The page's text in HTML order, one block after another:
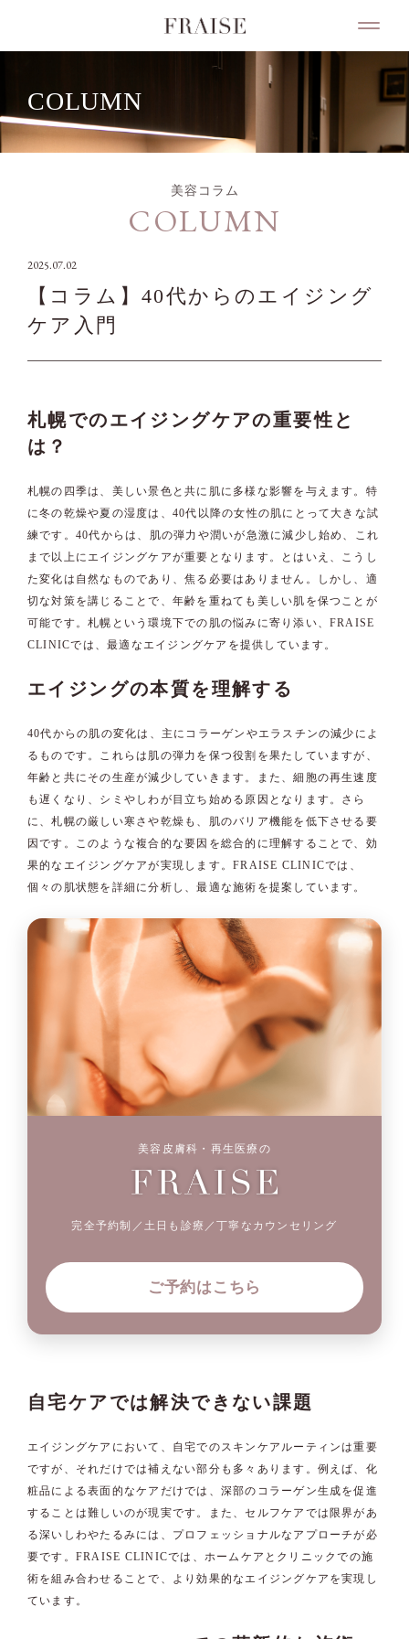
COLUMN
美容コラム
COLUMN
2025.07.02
【コラム】40代からのエイジング
ケア入門
札幌でのエイジングケアの重要性と
は？
札幌の四季は、美しい景色と共に肌に多様な影響を与えます。特
に冬の乾燥や夏の湿度は、40代以降の女性の肌にとって大きな試
練です。40代からは、肌の弾力や潤いが急激に減少し始め、これ
まで以上にエイジングケアが重要となります。とはいえ、こうし
た変化は自然なものであり、焦る必要はありません。しかし、適
切な対策を講じることで、年齢を重ねても美しい肌を保つことが
可能です。札幌という環境下での肌の悩みに寄り添い、FRAISE
CLINICでは、最適なエイジングケアを提供しています。
エイジングの本質を理解する
40代からの肌の変化は、主にコラーゲンやエラスチンの減少によ
るものです。これらは肌の弾力を保つ役割を果たしていますが、
年齢と共にその生産が減少していきます。また、細胞の再生速度
も遅くなり、シミやしわが目立ち始める原因となります。さら
に、札幌の厳しい寒さや乾燥も、肌のバリア機能を低下させる要
因です。このような複合的な要因を総合的に理解することで、効
果的なエイジングケアが実現します。FRAISE CLINICでは、
個々の肌状態を詳細に分析し、最適な施術を提案しています。
美容皮膚科・再生医療の
完全予約制／土日も診療／丁寧なカウンセリング
ご予約はこちら
自宅ケアでは解決できない課題
エイジングケアにおいて、自宅でのスキンケアルーティンは重要
ですが、それだけでは補えない部分も多々あります。例えば、化
粧品による表面的なケアだけでは、深部のコラーゲン生成を促進
することは難しいのが現実です。また、セルフケアでは限界があ
る深いしわやたるみには、プロフェッショナルなアプローチが必
要です。FRAISE CLINICでは、ホームケアとクリニックでの施
術を組み合わせることで、より効果的なエイジングケアを実現し
ています。